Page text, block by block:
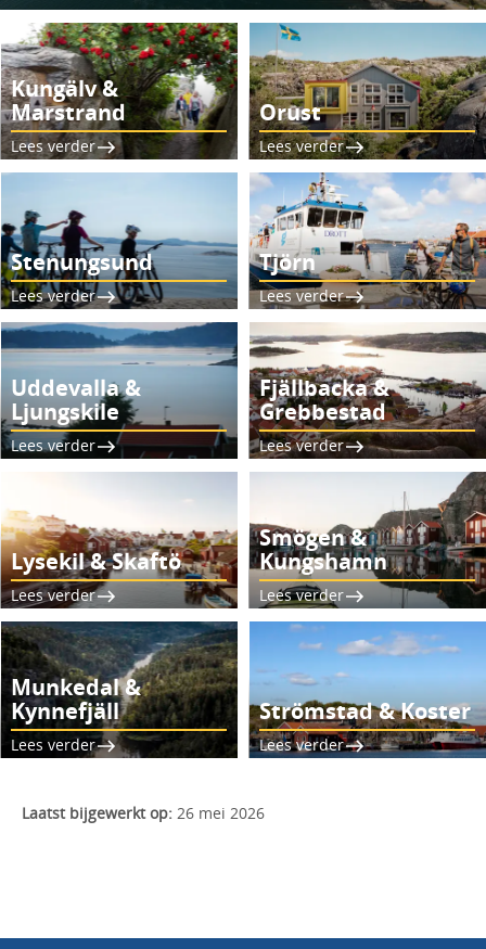
Kungälv &
Marstrand
Lees verder
Orust
Lees verder
Stenungsund
Lees verder
Tjörn
Lees verder
Uddevalla &
Ljungskile
Lees verder
Fjällbacka &
Grebbestad
Lees verder
Lysekil & Skaftö
Lees verder
Smögen &
Kungshamn
Lees verder
Munkedal &
Kynnefjäll
Lees verder
Strömstad & Koster
Lees verder
Laatst bijgewerkt op: 26 mei 2026